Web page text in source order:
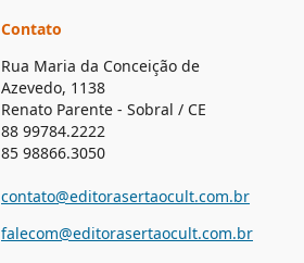
Contato
Rua Maria da Conceição de
Azevedo, 1138
Renato Parente - Sobral / CE
88 99784.2222
85 98866.3050
contato@editorasertaocult.com.br
falecom@editorasertaocult.com.br